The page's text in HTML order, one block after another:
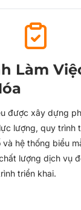
Làm
được xây dựng
lượng, quy trình
hệ thống biểu
lượng dịch vụ
triển khai.